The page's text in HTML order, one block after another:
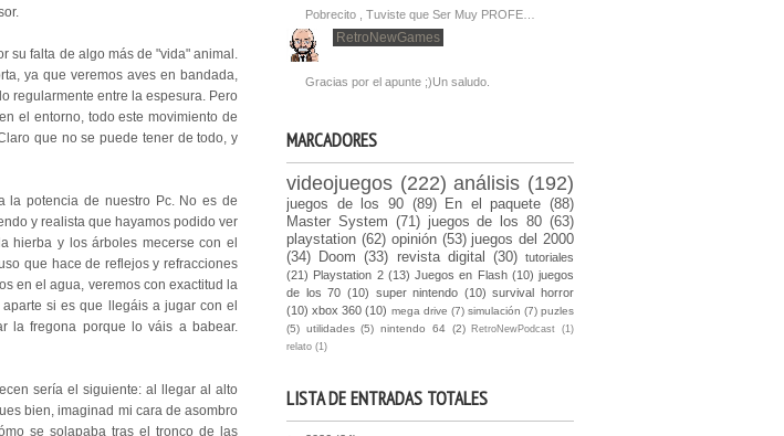
su falta de algo más de "vida" animal.
ya que veremos aves en bandada,
regularmente entre la espesura. Pero
el entorno, todo este movimiento de
que no se puede tener de todo, y
la potencia de nuestro Pc. No es de
y realista que hayamos podido ver
hierba y los árboles mecerse con el
que hace de reflejos y refracciones
en el agua, veremos con exactitud la
si es que llegáis a jugar con el
la fregona porque lo váis a babear.
sería el siguiente: al llegar al alto
bien, imaginad mi cara de asombro
se solapaba tras el tronco de las
Pobrecito , Tuviste que Ser Muy PROFE…
RetroNewGames
Gracias por el apunte ;)Un saludo.
MARCADORES
videojuegos (222) análisis (192)
juegos de los 90 (89) En el paquete (88)
Master System (71) juegos de los 80 (63)
playstation (62) opinión (53) juegos del 2000
(34) Doom (33) revista digital (30) tutoriales
(21) Playstation 2 (13) Juegos en Flash (10) juegos
de los 70 (10) super nintendo (10) survival horror
(10) xbox 360 (10) mega drive (7) simulación (7) puzles
(5) utilidades (5) nintendo 64 (2) RetroNewPodcast
(1)
relato (1)
LISTA DE ENTRADAS TOTALES